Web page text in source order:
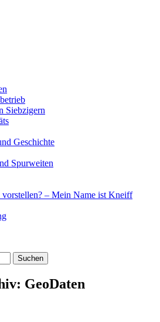
Siebzigern
Geschichte
Spurweiten
– Mein Name ist Kneiff
GeoDaten